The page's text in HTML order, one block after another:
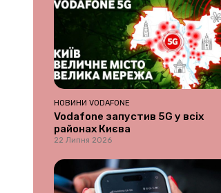
НОВИНИ VODAFONE
Vodafone запустив 5G у всіх
районах Києва
22 Липня 2026